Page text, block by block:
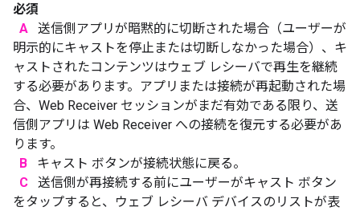
必須
A
送信側アプリが暗黙的に切断された場合（ユーザーが
明示的にキャストを停止または切断しなかった場合）、キ
ャストされたコンテンツはウェブ レシーバで再生を継続
する必要があります。アプリまたは接続が再起動された場
合、Web Receiver セッションがまだ有効である限り、送
信側アプリは Web Receiver への接続を復元する必要があ
ります。
B
キャスト ボタンが接続状態に戻る。
C
送信側が再接続する前にユーザーがキャスト ボタン
をタップすると、ウェブ レシーバ デバイスのリストが表